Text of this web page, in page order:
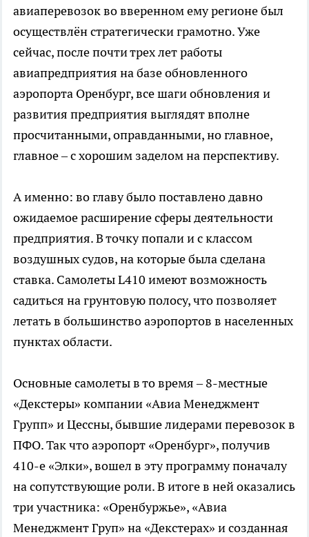
авиаперевозок во вверенном ему регионе был
осуществлён стратегически грамотно. Уже
сейчас, после почти трех лет работы
авиапредприятия на базе обновленного
аэропорта Оренбург, все шаги обновления и
развития предприятия выглядят вполне
просчитанными, оправданными, но главное,
главное – с хорошим заделом на перспективу.
А именно: во главу было поставлено давно
ожидаемое расширение сферы деятельности
предприятия. В точку попали и с классом
воздушных судов, на которые была сделана
ставка. Самолеты L410 имеют возможность
садиться на грунтовую полосу, что позволяет
летать в большинство аэропортов в населенных
пунктах области.
Основные самолеты в то время – 8-местные
«Декстеры» компании «Авиа Менеджмент
Групп» и Цессны, бывшие лидерами перевозок в
ПФО. Так что аэропорт «Оренбург», получив
410-е «Элки», вошел в эту программу поначалу
на сопутствующие роли. В итоге в ней оказались
три участника: «Оренбуржье», «Авиа
Менеджмент Груп» на «Декстерах» и созданная